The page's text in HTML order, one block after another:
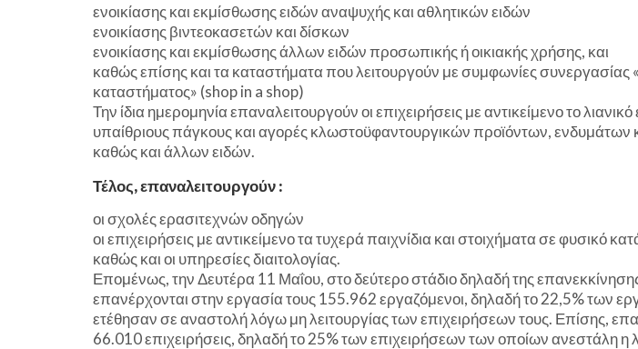
ενοικίασης και εκμίσθωσης ειδών αναψυχής και αθλητικών ειδών
ενοικίασης βιντεοκασετών και δίσκων
ενοικίασης και εκμίσθωσης άλλων ειδών προσωπικής ή οικιακής χρήσης, και
καθώς επίσης και τα καταστήματα που λειτουργούν με συμφωνίες συνεργασίας
καταστήματος» (shop in a shop)
Την ίδια ημερομηνία επαναλειτουργούν οι επιχειρήσεις με αντικείμενο το
υπαίθριους πάγκους και αγορές κλωστοϋφαντουργικών προϊόντων, ενδυμάτων
καθώς και άλλων ειδών.
Τέλος, επαναλειτουργούν :
οι σχολές ερασιτεχνών οδηγών
οι επιχειρήσεις με αντικείμενο τα τυχερά παιχνίδια και στοιχήματα σε φυσικό
καθώς και οι υπηρεσίες διαιτολογίας.
Επομένως, την Δευτέρα 11 Μαΐου, στο δεύτερο στάδιο δηλαδή της επανεκκίνησης
επανέρχονται στην εργασία τους 155.962 εργαζόμενοι, δηλαδή το 22,5% των
ετέθησαν σε αναστολή λόγω μη λειτουργίας των επιχειρήσεων τους. Επίσης,
66.010 επιχειρήσεις, δηλαδή το 25% των επιχειρήσεων των οποίων ανεστάλη η